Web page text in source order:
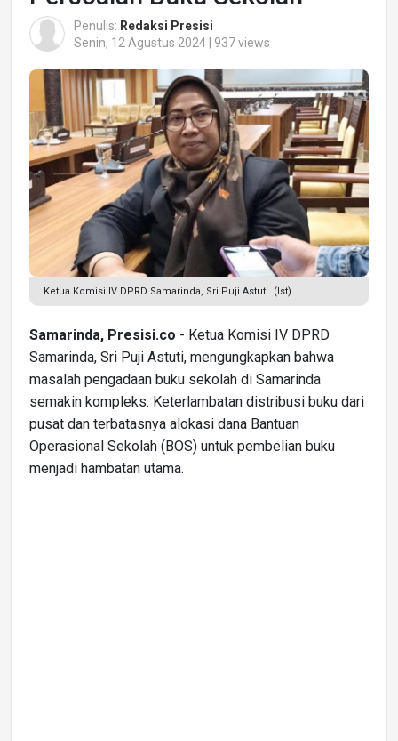
Penulis: Redaksi Presisi
Senin, 12 Agustus 2024 | 937 views
Ketua Komisi IV DPRD Samarinda, Sri Puji Astuti. (Ist)
Samarinda, Presisi.co - Ketua Komisi IV DPRD
Samarinda, Sri Puji Astuti, mengungkapkan bahwa
masalah pengadaan buku sekolah di Samarinda
semakin kompleks. Keterlambatan distribusi buku dari
pusat dan terbatasnya alokasi dana Bantuan
Operasional Sekolah (BOS) untuk pembelian buku
menjadi hambatan utama.